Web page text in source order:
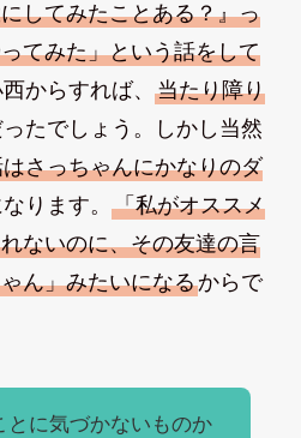
してみたことある？』っ
てみた」という話をして
からすれば、 当たり障り
たでしょう。しかし当然
さっちゃんにかなりのダ
ります。 「私がオススメ
ないのに、その友達の言
ん」みたいになるからで
とに気づかないものか